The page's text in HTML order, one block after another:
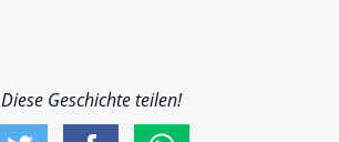
Diese Geschichte teilen!